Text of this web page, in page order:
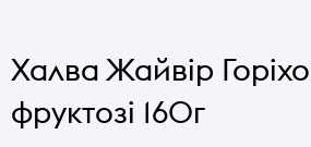
Халва Жайвір
фруктозі 160г